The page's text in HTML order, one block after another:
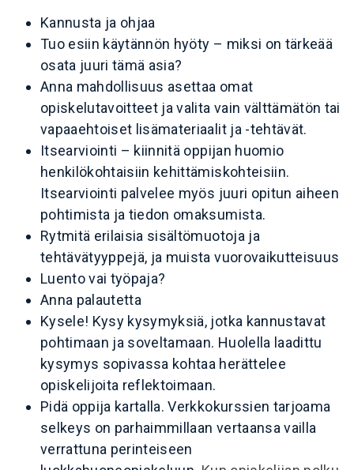
Kannusta ja ohjaa
Tuo esiin käytännön hyöty – miksi on tärkeää
osata juuri tämä asia?
Anna mahdollisuus asettaa omat
opiskelutavoitteet ja valita vain välttämätön tai
vapaaehtoiset lisämateriaalit ja -tehtävät.
Itsearviointi – kiinnitä oppijan huomio
henkilökohtaisiin kehittämiskohteisiin.
Itsearviointi palvelee myös juuri opitun aiheen
pohtimista ja tiedon omaksumista.
Rytmitä erilaisia sisältömuotoja ja
tehtävätyyppejä, ja muista vuorovaikutteisuus
Luento vai työpaja?
Anna palautetta
Kysele! Kysy kysymyksiä, jotka kannustavat
pohtimaan ja soveltamaan. Huolella laadittu
kysymys sopivassa kohtaa herättelee
opiskelijoita reflektoimaan.
Pidä oppija kartalla. Verkkokurssien tarjoama
selkeys on parhaimmillaan vertaansa vailla
verrattuna perinteiseen